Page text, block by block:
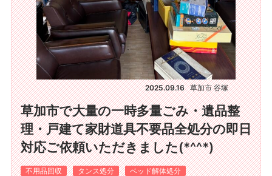
2025.09.16 草加市 谷塚
草加市で大量の一時多量ごみ・遺品整
理・戸建て家財道具不要品全処分の即日
対応ご依頼いただきました(*^^*)
不用品回収 タンス処分
ベッド解体処分